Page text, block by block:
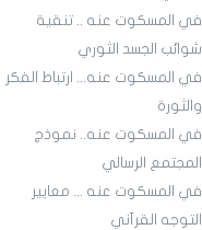
في المسكوت عنه .. تنقية
شوائب الجسد الثوري
في المسكوت عنه... ارتباط الفكر
والثورة
في المسكوت عنه.. نموذج
المجتمع الرسالي
في المسكوت عنه ... معايير
التوجه القرآني